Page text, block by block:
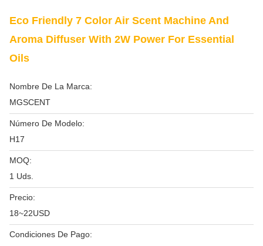
Eco Friendly 7 Color Air Scent Machine And
Aroma Diffuser With 2W Power For Essential
Oils
Nombre De La Marca:
MGSCENT
Número De Modelo:
H17
MOQ:
1 Uds.
Precio:
18~22USD
Condiciones De Pago: